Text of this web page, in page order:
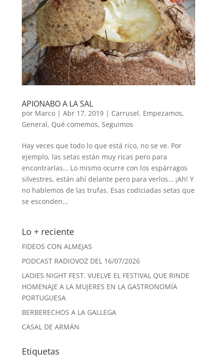
APIONABO A LA SAL
por Marco| Abr 17, 2019| Carrusel, Empezamos,
General, Qué comemos, Seguimos
Hay veces que todo lo que está rico, no se ve. Por
ejemplo, las setas están muy ricas pero para
encontrarlas… Lo mismo ocurre con los espárragos
silvestres, están ahí delante pero para verlos… ¡Ah! Y
no hablemos de las trufas. Esas codiciadas setas que
se esconden...
Lo + reciente
FIDEOS CON ALMEJAS
PODCAST RADIOVOZ DEL 16/07/2026
LADIES NIGHT FEST. VUELVE EL FESTIVAL QUE RINDE
HOMENAJE A LA MUJERES EN LA GASTRONOMÍA
PORTUGUESA
BERBERECHOS A LA GALLEGA
CASAL DE ARMÁN
Etiquetas